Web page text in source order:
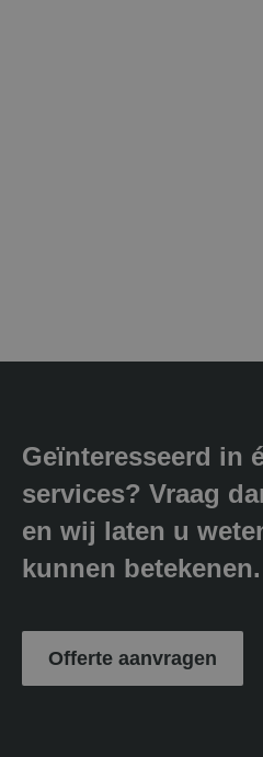
Geïnteresseerd in
services? Vraag
en wij laten u
kunnen betekenen.
Offerte aanvragen